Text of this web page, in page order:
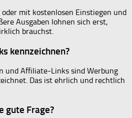
mit kostenlosen Einstiegen und
Ausgaben lohnen sich erst,
brauchst.
kennzeichnen?
und Affiliate-Links sind Werbung
Das ist ehrlich und rechtlich
gute Frage?